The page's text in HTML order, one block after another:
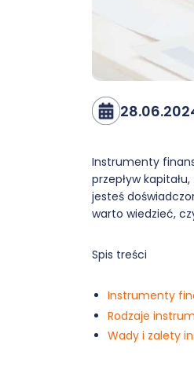
Instrumenty
przepływ
jesteś
warto wiedzieć,
Spis treści
Instrumenty
Rodzaje
Wady i zalety